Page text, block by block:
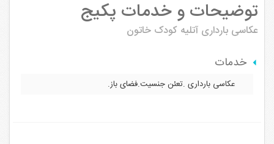
توضیحات و خدمات پکیج
عکاسی بارداری آتلیه کودک خاتون
خدمات
عکاسی بارداری .تعئن جنسیت.فضای باز.